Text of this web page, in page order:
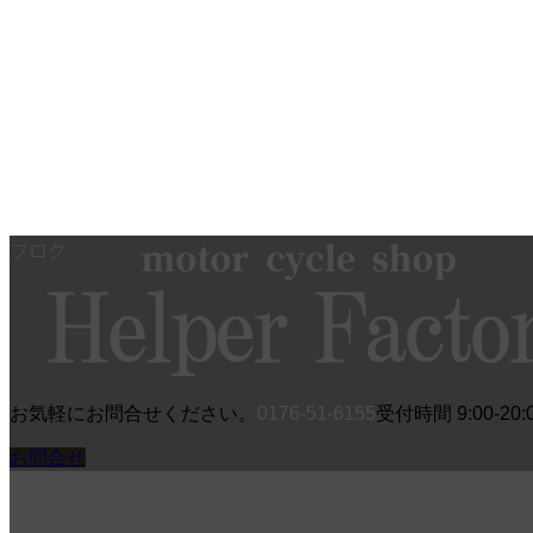
キ
ッ
プ
に
移
動
お気軽にお問合せください。 受付時間 9:00-
お問合せ